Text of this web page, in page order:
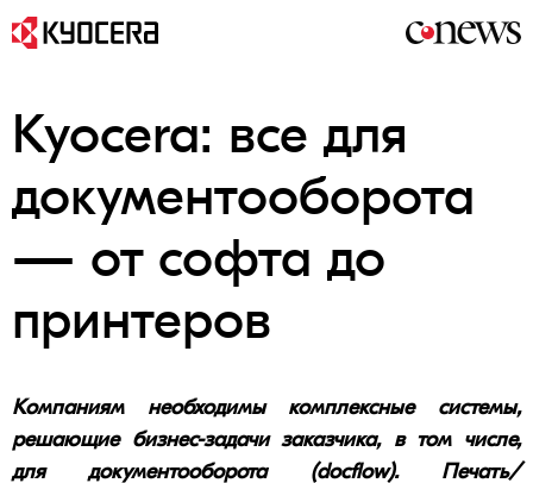
Kyocera: все для
документооборота
— от софта до
принтеров
Компаниям необходимы комплексные системы,
решающие бизнес-задачи заказчика, в том числе,
для документооборота (docflow). Печать/